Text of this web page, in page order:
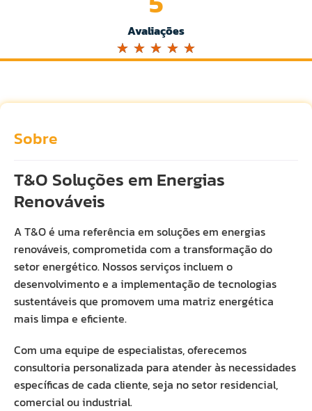
Avaliações
☆ ☆ ☆ ☆ ☆
Sobre
T&O Soluções em Energias
Renováveis
A T&O é uma referência em soluções em energias
renováveis, comprometida com a transformação do
setor energético. Nossos serviços incluem o
desenvolvimento e a implementação de tecnologias
sustentáveis que promovem uma matriz energética
mais limpa e eficiente.
Com uma equipe de especialistas, oferecemos
consultoria personalizada para atender às necessidades
específicas de cada cliente, seja no setor residencial,
comercial ou industrial.